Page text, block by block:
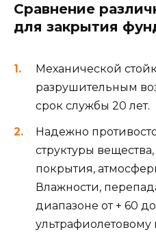
Сравнение
для закрытия
Механической
разрушительным
срок службы 20 лет.
Надежно
структуры
покрытия,
Влажности,
диапазоне от + 60